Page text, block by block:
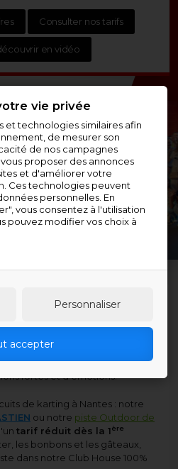
Consulter nos tarifs
en vidéo
votre enfant
solution pour lui faire passer une
fortes et d'émotions.
de karting à Nantes : notre
ou notre piste Outdoor de
tarif réduit dès la 1ère
les bonbons et les gâteaux,
dans notre Club House 100%
vie privée
et technologies similaires afin
de mesurer son
de nos campagnes
proposer des annonces
et d'améliorer votre
Ces technologies peuvent
personnelles. En
vous consentez à l'utilisation
pouvez modifier vos choix à
Personnaliser
accepter